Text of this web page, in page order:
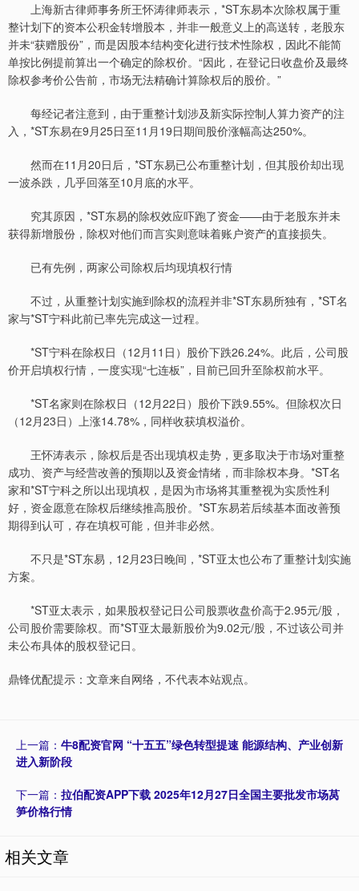
上海新古律师事务所王怀涛律师表示，*ST东易本次除权属于重
整计划下的资本公积金转增股本，并非一般意义上的高送转，老股东
并未“获赠股份”，而是因股本结构变化进行技术性除权，因此不能简
单按比例提前算出一个确定的除权价。“因此，在登记日收盘价及最终
除权参考价公告前，市场无法精确计算除权后的股价。”
每经记者注意到，由于重整计划涉及新实际控制人算力资产的注
入，*ST东易在9月25日至11月19日期间股价涨幅高达250%。
然而在11月20日后，*ST东易已公布重整计划，但其股价却出现
一波杀跌，几乎回落至10月底的水平。
究其原因，*ST东易的除权效应吓跑了资金——由于老股东并未
获得新增股份，除权对他们而言实则意味着账户资产的直接损失。
已有先例，两家公司除权后均现填权行情
不过，从重整计划实施到除权的流程并非*ST东易所独有，*ST名
家与*ST宁科此前已率先完成这一过程。
*ST宁科在除权日（12月11日）股价下跌26.24%。此后，公司股
价开启填权行情，一度实现“七连板”，目前已回升至除权前水平。
*ST名家则在除权日（12月22日）股价下跌9.55%。但除权次日
（12月23日）上涨14.78%，同样收获填权溢价。
王怀涛表示，除权后是否出现填权走势，更多取决于市场对重整
成功、资产与经营改善的预期以及资金情绪，而非除权本身。*ST名
家和*ST宁科之所以出现填权，是因为市场将其重整视为实质性利
好，资金愿意在除权后继续推高股价。*ST东易若后续基本面改善预
期得到认可，存在填权可能，但并非必然。
不只是*ST东易，12月23日晚间，*ST亚太也公布了重整计划实施
方案。
*ST亚太表示，如果股权登记日公司股票收盘价高于2.95元/股，
公司股价需要除权。而*ST亚太最新股价为9.02元/股，不过该公司并
未公布具体的股权登记日。
鼎锋优配提示：文章来自网络，不代表本站观点。
上一篇： 牛8配资官网 “十五五”绿色转型提速 能源结构、产业创新
进入新阶段
下一篇： 拉伯配资APP下载 2025年12月27日全国主要批发市场莴
笋价格行情
相关文章